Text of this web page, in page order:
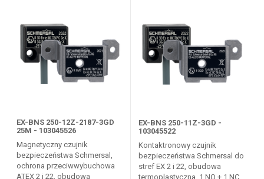
EX-BNS 250-12Z-2187-3GD
25M - 103045526
Magnetyczny czujnik
bezpieczeństwa Schmersal,
ochrona przeciwwybuchowa
ATEX 2 i 22, obudowa
EX-BNS 250-11Z-3GD -
103045522
Kontaktronowy czujnik
bezpieczeństwa Schmersal do
stref EX 2 i 22, obudowa
termoplastyczna, 1 NO + 1 NC,